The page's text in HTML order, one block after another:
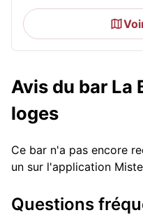
Avis du bar La
loges
Ce bar n'a pas encore
un sur l'application
Questions